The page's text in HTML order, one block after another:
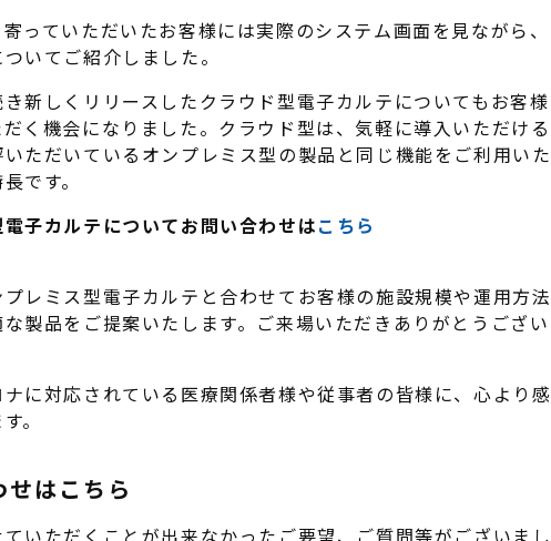
っていただいたお客様には実際のシステム画面を見ながら、
いてご紹介しました。
き新しくリリースしたクラウド型電子カルテについてもお客様
く機会になりました。クラウド型は、気軽に導入いただける
ただいているオンプレミス型の製品と同じ機能をご利用いた
です。
子カルテについてお問い合わせはこちら
レミス型電子カルテと合わせてお客様の施設規模や運用方法
製品をご提案いたします。ご来場いただきありがとうござい
に対応されている医療関係者様や従事者の皆様に、心より感
。
せはこちら
いただくことが出来なかったご要望、ご質問等がございまし